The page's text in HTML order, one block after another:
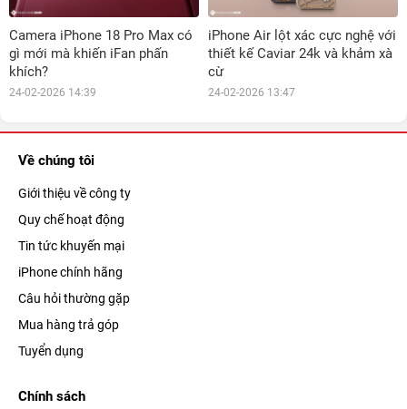
Camera iPhone 18 Pro Max có
gì mới mà khiến iFan phấn
khích?
24-02-2026 14:39
iPhone Air lột xác cực nghệ với
thiết kế Caviar 24k và khảm xà
cừ
24-02-2026 13:47
Về chúng tôi
Giới thiệu về công ty
Quy chế hoạt động
Tin tức khuyến mại
iPhone chính hãng
Câu hỏi thường gặp
Mua hàng trả góp
Tuyển dụng
Chính sách